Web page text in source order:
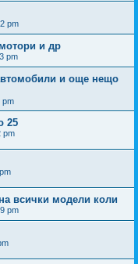
pm
и др
pm
и още нещо
pm
25
pm
всички модели коли
pm